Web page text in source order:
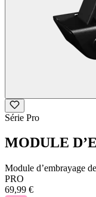
Série Pro
MODULE
Module d’embrayage
PRO
69,99 €